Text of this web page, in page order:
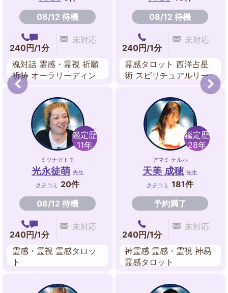
08/12 待機
240円/1分
未対応
魂対話 霊感・霊視 祈願
祈祷 オーラリーディン
グ
08/12 待機
240円/1分
未対応
霊感タロット 西洋占星
術 スピリチュアルリー
ディング ルノルマンカ
ード ルーン|アストロダ
イス 祈願祈祷
鑑定歴
11年
ミツナガトモ
光永徒萌 先生
クチコミ
20件
08/12 待機
240円/1分
未対応
霊感・霊視 霊感タロッ
ト
鑑定歴
28年
アマミ ナルホ
天美 成穂 先生
クチコミ
181件
予約満了
240円/1分
未対応
神霊感 霊感・霊視 神易
霊感タロット